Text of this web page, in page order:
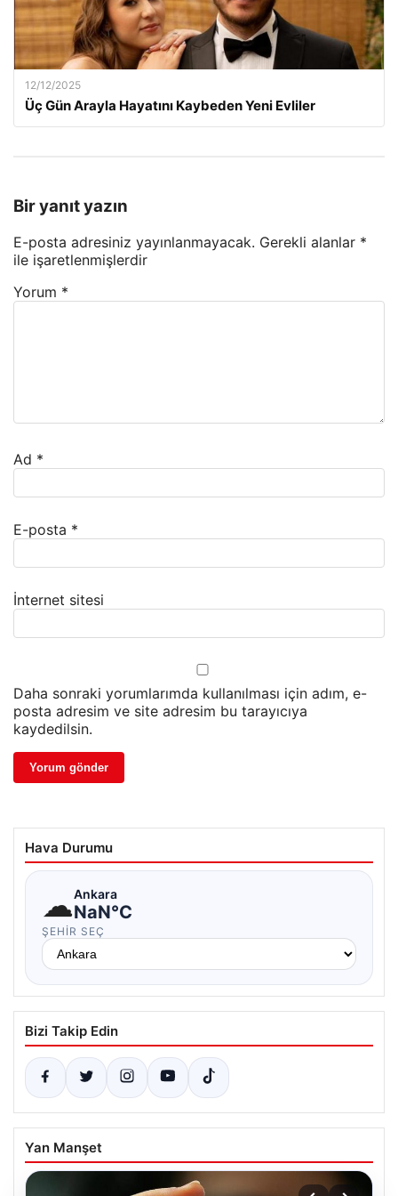
12/12/2025
Üç Gün Arayla Hayatını Kaybeden Yeni Evliler
Bir yanıt yazın
E-posta adresiniz yayınlanmayacak. Gerekli alanlar *
ile işaretlenmişlerdir
Yorum *
Ad *
E-posta *
İnternet sitesi
Daha sonraki yorumlarımda kullanılması için adım, e-
posta adresim ve site adresim bu tarayıcıya
kaydedilsin.
Hava Durumu
☁Ankara
NaN°C
ŞEHIR SEÇ
Bizi Takip Edin
Yan Manşet